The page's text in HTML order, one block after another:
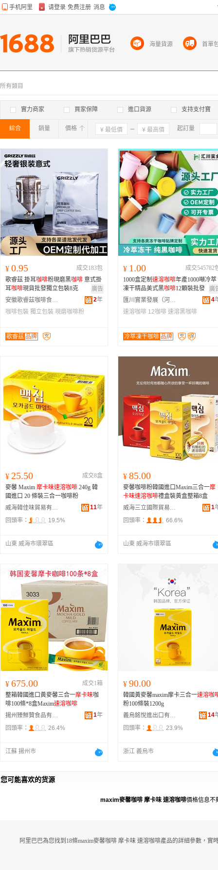
所有類目
實力商家 買家保障 進口貨源 支持支付寶
綜合 銷量 價格 確定 起訂量
¥ 0.95
成交183包
歌睿茲 掛耳咖啡粉現磨黑咖啡 意式掛
耳咖啡現貨批發獨立包裝8克
廣告
安徽歌睿茲咖啡食品有限責任公司
2年
咖啡包裝 獨立包裝 現磨咖啡粉
歌睿茲 品牌
¥ 1.00
成交545782
1000盒定制 速溶咖啡年產1000噸冷萃
凍干精品美式黑咖啡12顆裝批發
廣
匯川實業發展（河南）有限公司
4
速溶咖啡 12咖啡 速溶黑咖啡
冷萃凍干咖啡 品牌
¥ 25.50
成交8盒
麥馨 Maxim 摩卡味速溶咖啡 240g 韓
國進口 20 條裝三合一咖啡粉
威海韓佳味貿易有限公司
11年
回頭率：
19.5%
山東 威海市環翠區
¥ 85.00
麥馨咖啡粉韓國進口Maxim三合一摩
卡味速溶咖啡禮盒裝黃盒整箱8盒
威海三立國際貿易有限公司
1
回頭率：
66.6%
山東 威海市環翠區
¥ 675.00
成交1箱
整箱韓國進口黃麥馨三合一摩卡味咖
啡100條*8盒Maxim速溶咖啡
揚州臻鮮贊食品有限公司
1年
回頭率：
26.4%
江蘇 揚州市
¥ 90.00
韓國黃麥馨maxim摩卡三合一速溶咖
粉100條裝1200g
義烏銘悅進出口有限公司
14
回頭率：
23.9%
浙江 義烏市
您可能喜欢的货源
maxim麥馨咖啡 摩卡味 速溶咖啡價格信息不
阿里巴巴為您找到18條maxim麥馨咖啡 摩卡味 速溶咖啡產品的詳細參數，實
海量貨源 首單